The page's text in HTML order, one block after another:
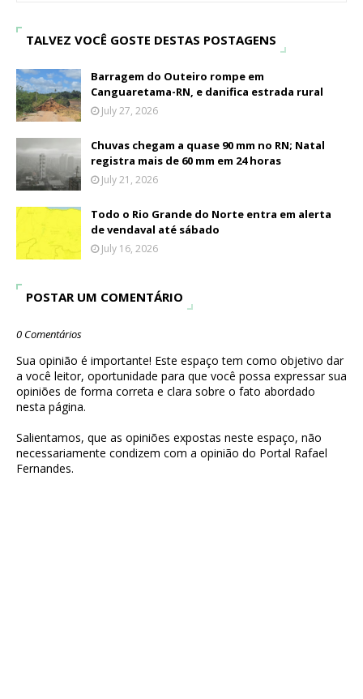
TALVEZ VOCÊ GOSTE DESTAS POSTAGENS
Barragem do Outeiro rompe em
Canguaretama-RN, e danifica estrada rural
July 27, 2026
Chuvas chegam a quase 90 mm no RN; Natal
registra mais de 60 mm em 24 horas
July 21, 2026
Todo o Rio Grande do Norte entra em alerta
de vendaval até sábado
July 16, 2026
POSTAR UM COMENTÁRIO
0 Comentários
Sua opinião é importante! Este espaço tem como objetivo dar
a você leitor, oportunidade para que você possa expressar sua
opiniões de forma correta e clara sobre o fato abordado
nesta página.
Salientamos, que as opiniões expostas neste espaço, não
necessariamente condizem com a opinião do Portal Rafael
Fernandes.